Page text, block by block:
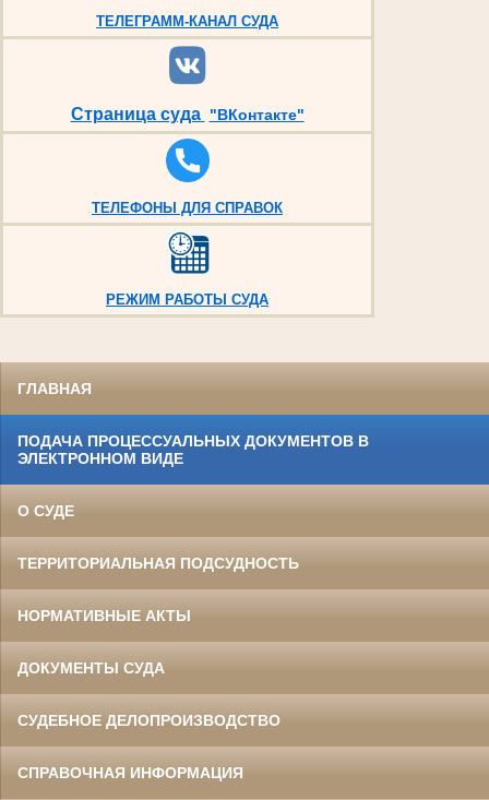
ТЕЛЕГРАММ-КАНАЛ СУДА
Страница суда "ВКонтакте"
ТЕЛЕФОНЫ ДЛЯ СПРАВОК
РЕЖИМ РАБОТЫ СУДА
ГЛАВНАЯ
ПОДАЧА ПРОЦЕССУАЛЬНЫХ ДОКУМЕНТОВ В
ЭЛЕКТРОННОМ ВИДЕ
О СУДЕ
ТЕРРИТОРИАЛЬНАЯ ПОДСУДНОСТЬ
НОРМАТИВНЫЕ АКТЫ
ДОКУМЕНТЫ СУДА
СУДЕБНОЕ ДЕЛОПРОИЗВОДСТВО
СПРАВОЧНАЯ ИНФОРМАЦИЯ